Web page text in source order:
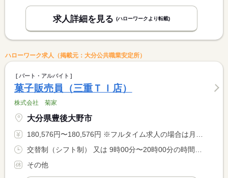
求人詳細を見る (ハローワークより転載)
ハローワーク求人（掲載元：大分公共職業安定所）
パート・アルバイト
菓子販売員（三重ＴＩ店）
株式会社 菊家
大分県豊後大野市
180,576円〜180,576円 ※フルタイム求人の場合は月額（換算額）、パート求人の場合は時間額を表示しています。
その他